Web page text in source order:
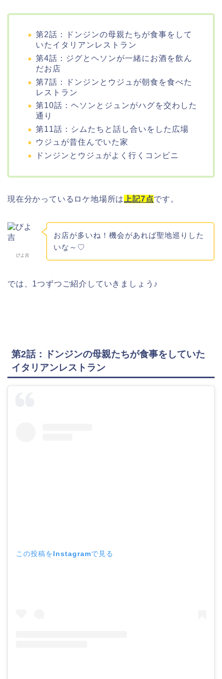
第2話：ドンジンの母親たちが食事をして
いたイタリアンレストラン
第4話：ジグとヘソンが一緒にお酒を飲ん
だお店
第7話：ドンジンとウジュが朝食を食べた
レストラン
第10話：ヘソンとジュンがハグを交わした
通り
第11話：シムたちと話し合いをした広場
ウジュが昔住んでいた家
ドンジンとウジュがよく行くコンビニ
現在分かっているロケ地場所は 上記7点です。
ぴよ吉
お店が多いね！機会があれば聖地巡りした
いな～♡
では、1つずつご紹介していきましょう♪
第2話：ドンジンの母親たちが食事をしていた
イタリアンレストラン
この投稿をInstagramで見る